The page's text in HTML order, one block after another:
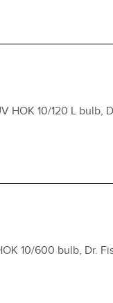
HOK 10/120 L bulb,
10/600 bulb, Dr.